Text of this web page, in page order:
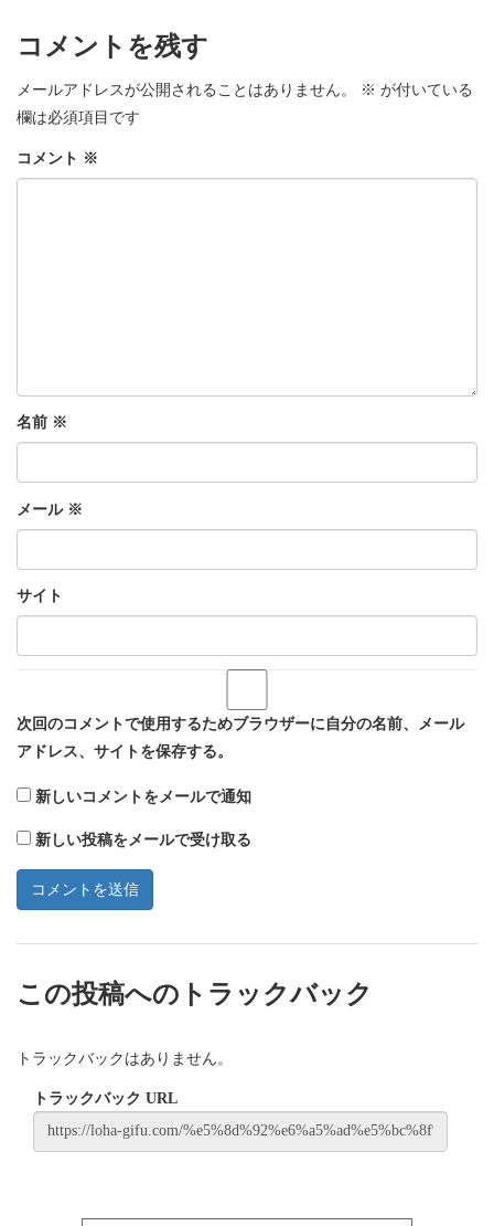
コメントを残す
メールアドレスが公開されることはありません。 ※ が付いている
欄は必須項目です
コメント ※
名前 ※
メール ※
サイト
次回のコメントで使用するためブラウザーに自分の名前、メール
アドレス、サイトを保存する。
新しいコメントをメールで通知
新しい投稿をメールで受け取る
この投稿へのトラックバック
トラックバックはありません。
トラックバック URL